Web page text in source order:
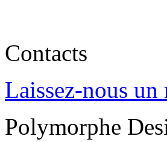
Contacts
Laissez-nous un
Polymorphe